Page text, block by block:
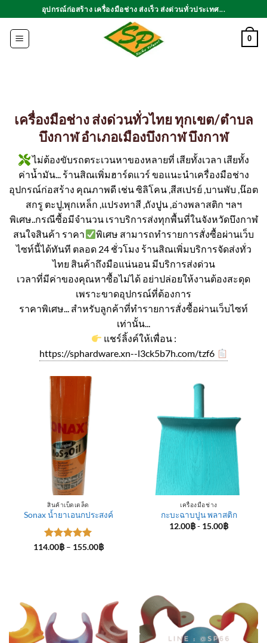
ไป
เนื้อหา
อุปกรณ์ก่อสร้าง เครื่องมือช่าง ส่งเร็ว ส่งด่วนทั่วประเทศ...
0
เครื่องมือช่าง ส่งด่วนทั่วไทย ทุกเขต/ตำบล
บึงกาฬ อำเภอเมืองบึงกาฬ บึงกาฬ
ไม่ต้องขับรถตระเวนหาของหลายที่ เสียทั้งเวลา เสียทั้ง
ค่าน้ำมัน... ร้านสิณเพิ่มฮาร์ดแวร์ ขอแนะนำเครื่องมือช่าง
อุปกรณ์ก่อสร้าง คุณภาพดี เช่น ซิลิโคน ,สีสเปรย์ ,บานพับ ,น๊อต
สกรู ตะปู,พุกเหล็ก ,แปรงทาสี ,ถังปูน ,อ่างพลาสติก ฯลฯ
พิเศษ..กรณีซื้อมีจำนวน เราบริการส่งทุกพื้นที่ในจังหวัดบึงกาฬ
สนใจสินค้า ราคา
พิเศษ สามารถทำรายการสั่งซื้อผ่านเว็บ
ไซท์นี้ได้ทันที ตลอด 24 ชั่วโมง ร้านสิณเพิ่มบริการจัดส่งทั่ว
ไทย สินค้าถึงมือแน่นอน มีบริการส่งด่วน
เวลาที่มีค่าของคุณหาซื้อไม่ได้ อย่าปล่อยให้งานต้องสะดุด
เพราะขาดอุปกรณ์ที่ต้องการ
ราคาพิเศษ... สำหรับลูกค้าที่ทำรายการสั่งซื้อผ่านเว็บไซท์
เท่านั้น...
แชร์ลิ้งค์ให้เพื่อน :
https://sphardware.xn--l3ck5b7h.com/tzf6
สินค้าเบ็ดเตล็ด
Sonax น้ำยาเอนกประสงค์
ให้คะแนน
114.00฿ – 155.00฿Price
เครื่องมือช่าง
กะบะฉาบปูน พลาสติก
12.00฿- 15.00฿